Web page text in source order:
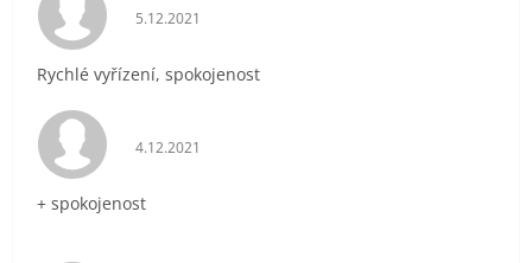
Hodnocení obchodu je 5 z 5 hvězdiček.
5.12.2021
Rychlé vyřízení, spokojenost
Hodnocení obchodu je 5 z 5 hvězdiček.
4.12.2021
+ spokojenost